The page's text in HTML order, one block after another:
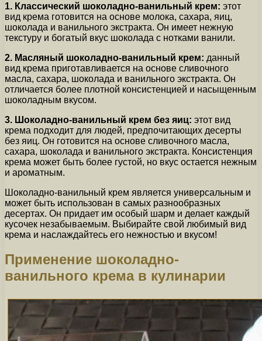
1. Классический шоколадно-ванильный крем: этот
вид крема готовится на основе молока, сахара, яиц,
шоколада и ванильного экстракта. Он имеет нежную
текстуру и богатый вкус шоколада с нотками ванили.
2. Масляный шоколадно-ванильный крем: данный
вид крема приготавливается на основе сливочного
масла, сахара, шоколада и ванильного экстракта. Он
отличается более плотной консистенцией и насыщенным
шоколадным вкусом.
3. Шоколадно-ванильный крем без яиц: этот вид
крема подходит для людей, предпочитающих десерты
без яиц. Он готовится на основе сливочного масла,
сахара, шоколада и ванильного экстракта. Консистенция
крема может быть более густой, но вкус остается нежным
и ароматным.
Шоколадно-ванильный крем является универсальным и
может быть использован в самых разнообразных
десертах. Он придает им особый шарм и делает каждый
кусочек незабываемым. Выбирайте свой любимый вид
крема и наслаждайтесь его нежностью и вкусом!
Применение шоколадно-
ванильного крема в кулинарии